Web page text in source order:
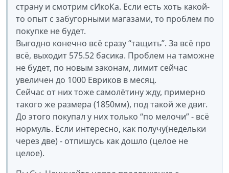
страну и смотрим сИкоКа. Если есть хоть какой-
то опыт с забугорными магазами, то проблем по
покупке не будет.
Выгодно конечно всё сразу “тащить”. За всё про
всё, выходит 575.52 басика. Проблем на таможне
не будет, по новым законам, лимит сейчас
увеличен до 1000 Евриков в месяц.
Сейчас от них тоже самолётину жду, примерно
такого же размера (1850мм), под такой же двиг.
До этого покупал у них только “по мелочи” - всё
нормуль. Если интересно, как получу(недельки
через две) - отпишусь как дошло (целое не
целое).